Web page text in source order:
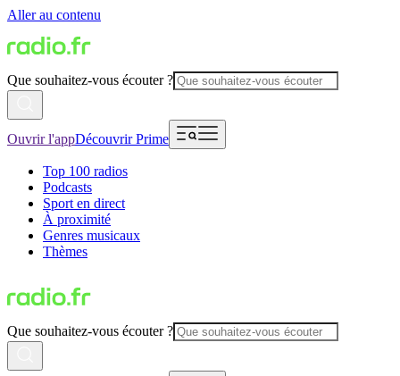
Aller au contenu
Que souhaitez-vous écouter ?
Ouvrir l'appDécouvrir Prime
Top 100 radios
Podcasts
Sport en direct
À proximité
Genres musicaux
Thèmes
Que souhaitez-vous écouter ?